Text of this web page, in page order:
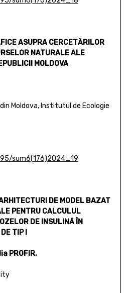
ASUPRA CERCETĂRILOR
NATURALE ALE
MOLDOVA
Moldova, Institutul de Ecologie
sum6(176)2024_19
DE MODEL BAZAT
PENTRU CALCULUL
DE INSULINĂ ÎN
TIP I
PROFIR,